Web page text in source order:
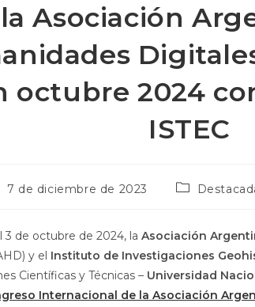
la Asociación
octubre 2024
ISTEC
7 de diciembre de 2023
3 de octubre de 2024, la Asociación
y el Instituto de Investigaciones
Científicas y Técnicas – Universidad
Internacional de la Asociación